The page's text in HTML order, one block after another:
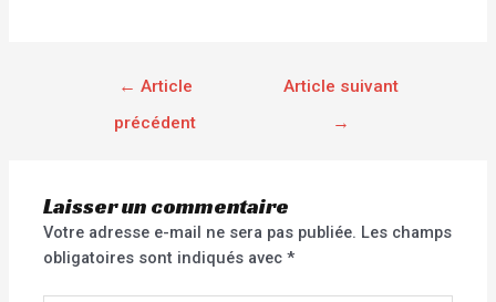
← Article
précédent
Article suivant
→
Laisser un commentaire
Votre adresse e-mail ne sera pas publiée. Les champs
obligatoires sont indiqués avec*